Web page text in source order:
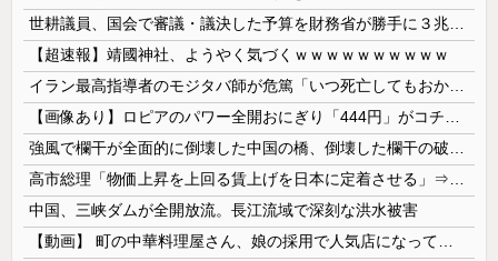
【超速報】靖國神社、ようやく気づくｗｗｗｗｗｗｗｗｗｗ
中国、三峡ダムが全開放流。長江流域で深刻な洪水被害